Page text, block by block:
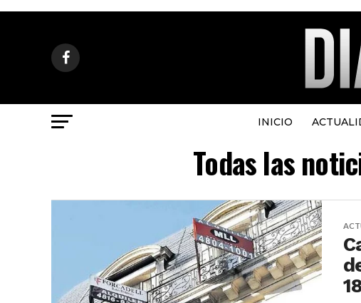
INICIO
Todas las